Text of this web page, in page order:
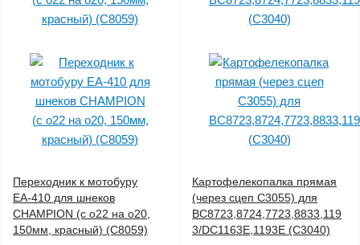
Переходник к мотобуру
ЕА-410 для шнеков
CHAMPION (с o22 на o20,
150мм, красный) (C8059)
Картофелекопалка прямая
(через сцеп C3055) для
BC8723,8724,7723,8833,119
3/DC1163E,1193E (C3040)